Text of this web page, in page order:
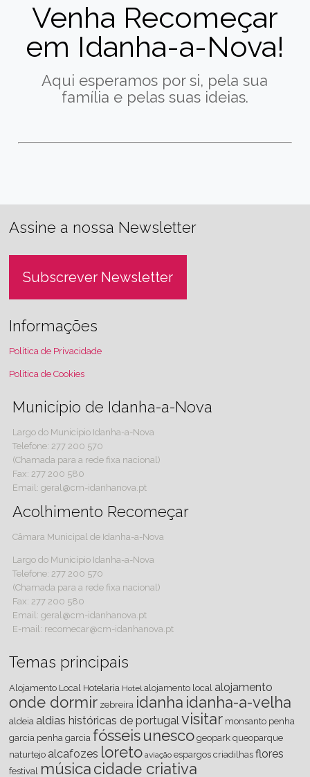
Venha Recomeçar
em Idanha-a-Nova!
Aqui esperamos por si, pela sua
família e pelas suas ideias.
Assine a nossa Newsletter
Subscrever Newsletter
Informações
Política de Privacidade
Política de Cookies
Município de Idanha-a-Nova
Largo do Município Idanha-a-Nova
Telefone: 277 200 570
(Chamada para a rede fixa nacional)
Fax: 277 200 580
Email: geral@cm-idanhanova.pt
Acolhimento Recomeçar
Câmara Municipal de Idanha-a-Nova
Largo do Município Idanha-a-Nova
Telefone: 277 200 570
(Chamada para a rede fixa nacional)
Fax: 277 200 580
Email: geral@cm-idanhanova.pt
E-mail: recomecar@cm-idanhanova.pt
Temas principais
Alojamento Local Hotelaria Hotel alojamento local alojamento
onde dormir zebreira idanha idanha-a-velha
aldeia aldias históricas de portugal visitar monsanto penha
garcia penha garcia fósseisunesco geopark queoparque
naturtejo alcafozes loreto aviação espargos criadilhas flores
festival músicacidade criativa